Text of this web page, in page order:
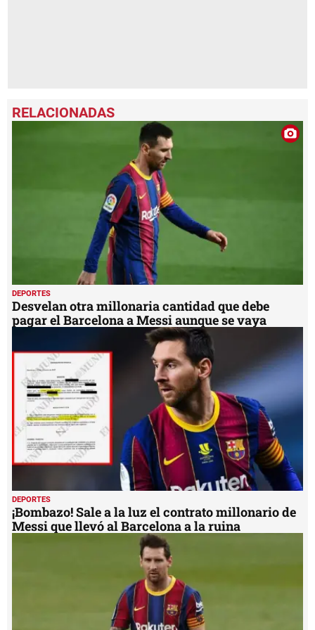
DEPORTES
Desvelan otra millonaria cantidad que debe
pagar el Barcelona a Messi aunque se vaya
DEPORTES
¡Bombazo! Sale a la luz el contrato millonario de
Messi que llevó al Barcelona a la ruina